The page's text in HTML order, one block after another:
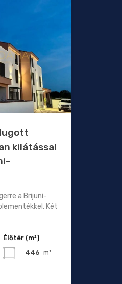
kilátással
a Brijuni-
Két
Élőtér (m²)
446 m²